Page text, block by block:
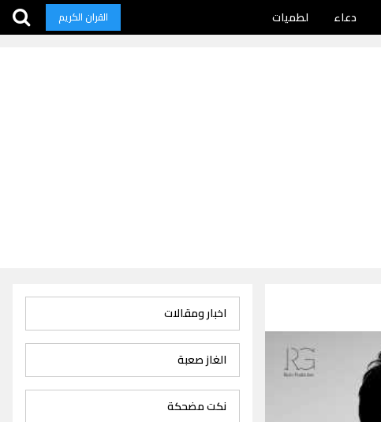
دعاء لطميات القران الكريم
اخبار ومقالات
الغاز صعبة
نكت مضحكة